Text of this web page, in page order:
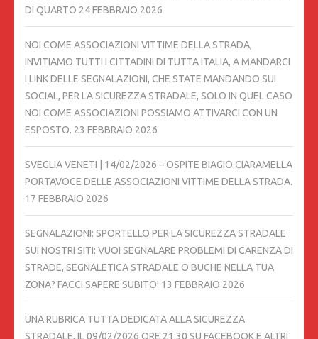
DI QUARTO 24 FEBBRAIO 2026
NOI COME ASSOCIAZIONI VITTIME DELLA STRADA,
INVITIAMO TUTTI I CITTADINI DI TUTTA ITALIA, A MANDARCI
I LINK DELLE SEGNALAZIONI, CHE STATE MANDANDO SUI
SOCIAL, PER LA SICUREZZA STRADALE, SOLO IN QUEL CASO
NOI COME ASSOCIAZIONI POSSIAMO ATTIVARCI CON UN
ESPOSTO. 23 FEBBRAIO 2026
SVEGLIA VENETI | 14/02/2026 – OSPITE BIAGIO CIARAMELLA
PORTAVOCE DELLE ASSOCIAZIONI VITTIME DELLA STRADA.
17 FEBBRAIO 2026
SEGNALAZIONI: SPORTELLO PER LA SICUREZZA STRADALE
SUI NOSTRI SITI: VUOI SEGNALARE PROBLEMI DI CARENZA DI
STRADE, SEGNALETICA STRADALE O BUCHE NELLA TUA
ZONA? FACCI SAPERE SUBITO! 13 FEBBRAIO 2026
UNA RUBRICA TUTTA DEDICATA ALLA SICUREZZA
STRADALE, IL 09/02/2026 ORE 21:30 SU FACEBOOK E ALTRI